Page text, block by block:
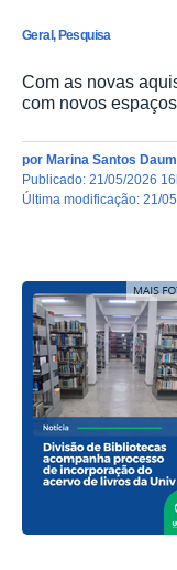
Geral, Pesquisa
Com as novas
com novos
por Marina Santos Daum
publicado: 21/05/2026
última modificação: 21/